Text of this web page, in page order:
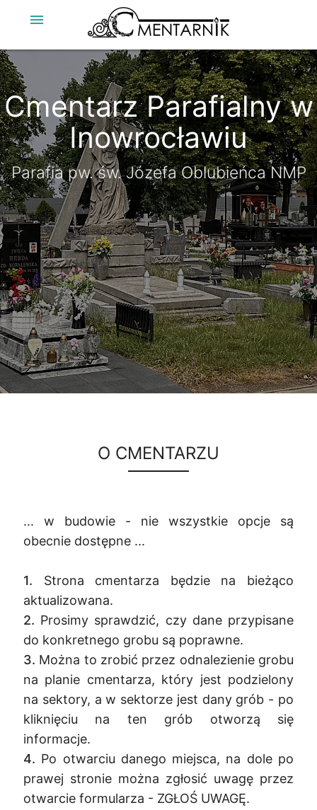
menu
Cmentarz Parafialny w
Inowrocławiu
Parafia pw. św. Józefa Oblubieńca NMP
Cmentarz Parafialny w
Inowrocławiu
Parafia pw. św. Józefa Oblubieńca NMP
O CMENTARZU
... w budowie - nie wszystkie opcje są
obecnie dostępne ...
1. Strona cmentarza będzie na bieżąco
aktualizowana.
2. Prosimy sprawdzić, czy dane przypisane
do konkretnego grobu są poprawne.
3. Można to zrobić przez odnalezienie grobu
na planie cmentarza, który jest podzielony
na sektory, a w sektorze jest dany grób - po
kliknięciu na ten grób otworzą się
informacje.
4. Po otwarciu danego miejsca, na dole po
prawej stronie można zgłosić uwagę przez
otwarcie formularza - ZGŁOŚ UWAGĘ.